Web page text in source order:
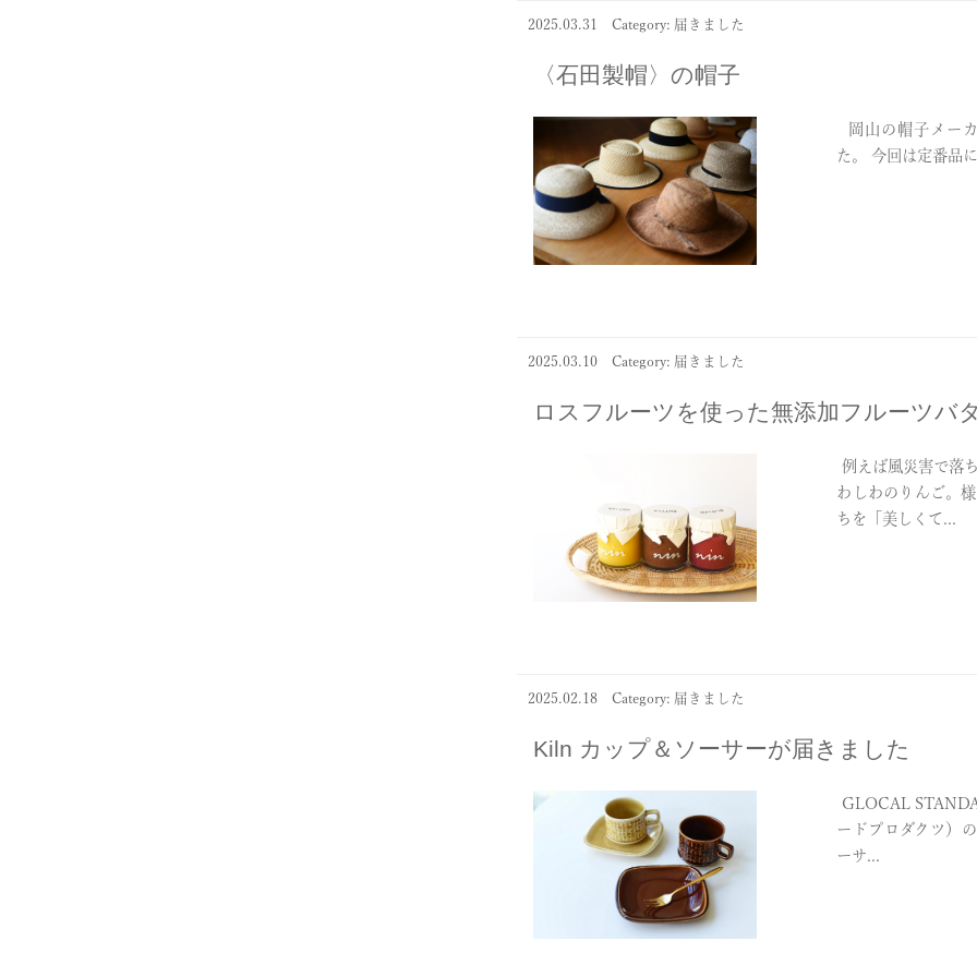
2025.03.31 Category: 届きました
〈石田製帽〉の帽子
岡山の帽子メー
た。 今回は定番品
2025.03.10 Category: 届きました
ロスフルーツを使った無添加フルーツバ
例えば風災害で落
わしわのりんご。
ちを「美しくて...
2025.02.18 Category: 届きました
Kiln カップ＆ソーサーが届きました
GLOCAL
ードプロダクツ）
ーサ...